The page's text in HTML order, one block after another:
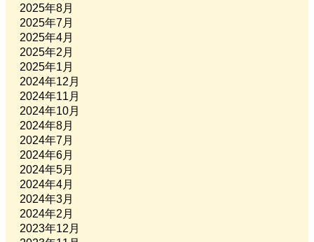
2025年8月
2025年7月
2025年4月
2025年2月
2025年1月
2024年12月
2024年11月
2024年10月
2024年8月
2024年7月
2024年6月
2024年5月
2024年4月
2024年3月
2024年2月
2023年12月